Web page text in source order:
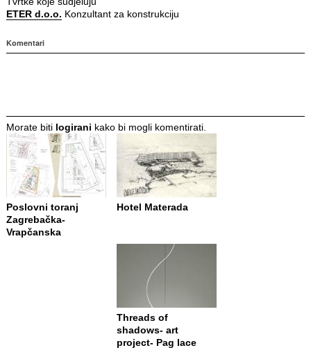
ETER d.o.o. Konzultant za konstrukciju
Komentari
Morate biti logirani kako bi mogli komentirati.
Poslovni toranj
Zagrebačka-
Vrapčanska
Hotel Materada
Threads of
shadows- art
project- Pag lace